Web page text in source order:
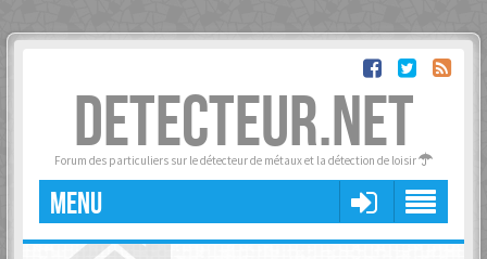
DETECTEUR.NET
Forum des particuliers sur le détecteur de métaux et la détection de loisir
MENU